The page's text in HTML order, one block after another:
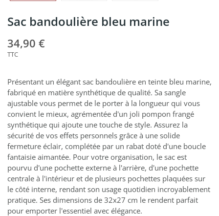
Sac bandoulière bleu marine
34,90 €
TTC
Présentant un élégant sac bandoulière en teinte bleu marine,
fabriqué en matière synthétique de qualité. Sa sangle
ajustable vous permet de le porter à la longueur qui vous
convient le mieux, agrémentée d'un joli pompon frangé
synthétique qui ajoute une touche de style. Assurez la
sécurité de vos effets personnels grâce à une solide
fermeture éclair, complétée par un rabat doté d'une boucle
fantaisie aimantée. Pour votre organisation, le sac est
pourvu d'une pochette externe à l'arrière, d'une pochette
centrale à l'intérieur et de plusieurs pochettes plaquées sur
le côté interne, rendant son usage quotidien incroyablement
pratique. Ses dimensions de 32x27 cm le rendent parfait
pour emporter l'essentiel avec élégance.